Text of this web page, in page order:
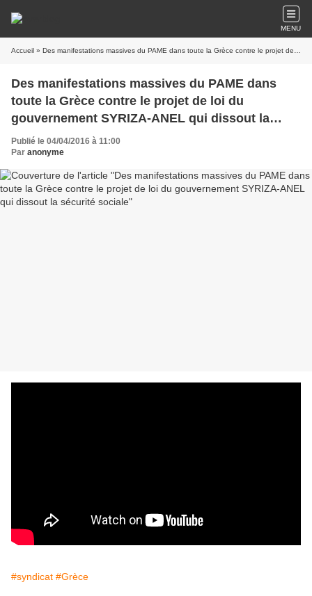
MENU
Accueil » Des manifestations massives du PAME dans toute la Grèce contre le projet de loi du gouvernement SYRIZA-ANEL qui dissout la sécurité sociale
Des manifestations massives du PAME dans
toute la Grèce contre le projet de loi du
gouvernement SYRIZA-ANEL qui dissout la
sécurité sociale
Publié le 04/04/2016 à 11:00
Par anonyme
#syndicat #Grèce